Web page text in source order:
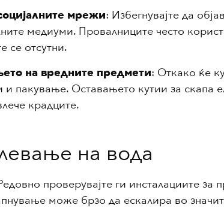
мрежи: Избегнувајте да
медиуми. Провалниците често
се отсутни.
на вредните предмети: Откако ќе
и пакување. Оставањето кутии за скапа
крадците.
на вода
проверувајте ги инсталациите
може брзо да ескалира во